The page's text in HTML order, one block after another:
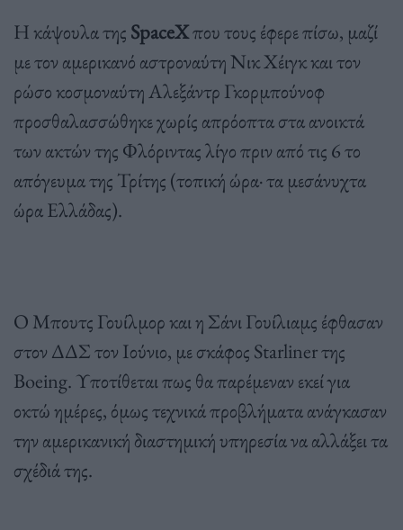
Η κάψουλα της SpaceXπου τους έφερε πίσω, μαζί
με τον αμερικανό αστροναύτη Νικ Χέιγκ και τον
ρώσο κοσμοναύτη Αλεξάντρ Γκορμπούνοφ
προσθαλασσώθηκε χωρίς απρόοπτα στα ανοικτά
των ακτών της Φλόριντας λίγο πριν από τις 6 το
απόγευμα της Τρίτης (τοπική ώρα· τα μεσάνυχτα
ώρα Ελλάδας).
Ο Μπουτς Γουίλμορ και η Σάνι Γουίλιαμς έφθασαν
στον ΔΔΣ τον Ιούνιο, με σκάφος Starliner της
Boeing. Υποτίθεται πως θα παρέμεναν εκεί για
οκτώ ημέρες, όμως τεχνικά προβλήματα ανάγκασαν
την αμερικανική διαστημική υπηρεσία να αλλάξει τα
σχέδιά της.